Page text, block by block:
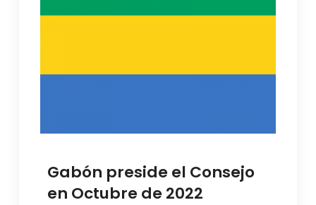
Gabón preside el Consejo
en Octubre de 2022